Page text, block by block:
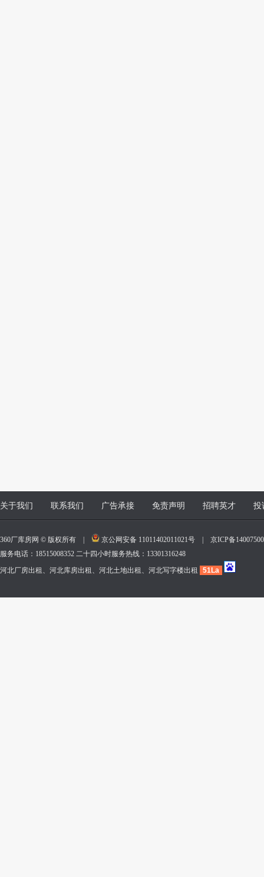
关于我们 联系我们 广告承接 免责声明 招聘英才 投
360厂库房网 © 版权所有 | 京公网安备 11011402011021号
京ICP备
服务电话：18515008352 二十四小时服务热线：13301316248
河北厂房出租、河北库房出租、河北土地出租、河北写字楼出租
51La